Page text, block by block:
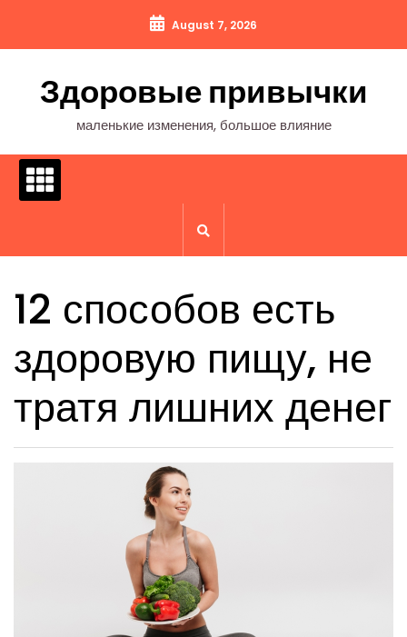
содержимому
August 7, 2026
Здоровые привычки
маленькие изменения, большое влияние
12 способов есть
здоровую пищу, не
тратя лишних денег